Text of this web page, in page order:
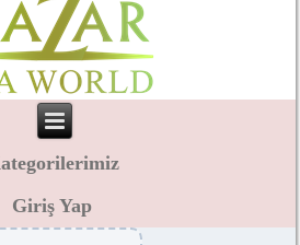
Giriş Yap